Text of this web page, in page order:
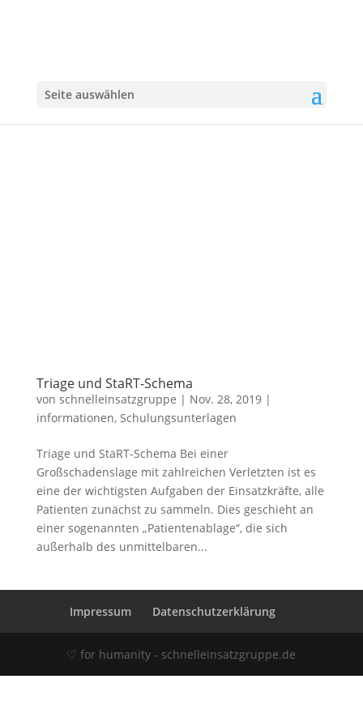
Seite auswählen
Triage und StaRT-Schema
von schnelleinsatzgruppe | Nov. 28, 2019|
informationen, Schulungsunterlagen
Triage und StaRT-Schema Bei einer
Großschadenslage mit zahlreichen Verletzten ist es
eine der wichtigsten Aufgaben der Einsatzkräfte, alle
Patienten zunächst zu sammeln. Dies geschieht an
einer sogenannten „Patientenablage“, die sich
außerhalb des unmittelbaren...
Impressum Datenschutzerklärung
♡ for humanity - schnelleinsatzgruppe.de